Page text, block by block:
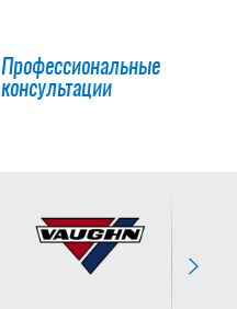
Профессиональные
консультации